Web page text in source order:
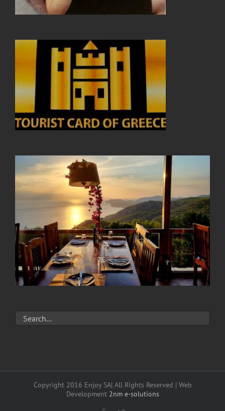
Copyright 2016 Enjoy SA| All Rights Reserved | Web
Development 2nm e-solutions